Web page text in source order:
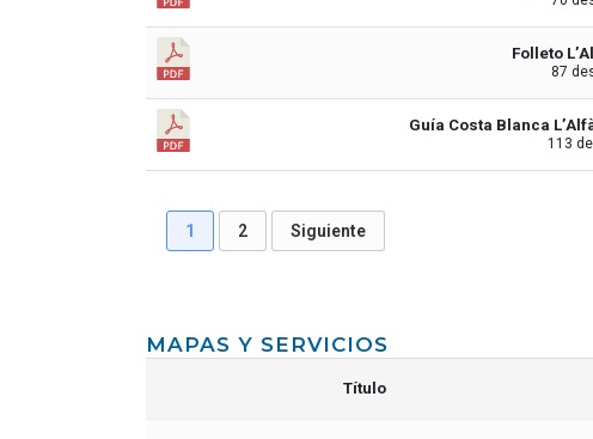
Folleto
87
Guía Costa Blanca
113
1 2 Siguiente
MAPAS Y SERVICIOS
Título